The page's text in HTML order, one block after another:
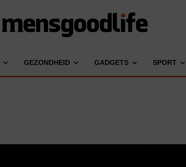
GEZONDHEID GADGETS SPORT